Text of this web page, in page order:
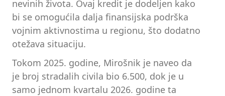
nevinih života. Ovaj kredit je dodeljen kako
bi se omogućila dalja finansijska podrška
vojnim aktivnostima u regionu, što dodatno
otežava situaciju.
Tokom 2025. godine, Mirošnik je naveo da
je broj stradalih civila bio 6.500, dok je u
samo jednom kvartalu 2026. godine ta